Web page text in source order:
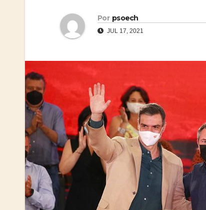
Por psoech
JUL 17, 2021